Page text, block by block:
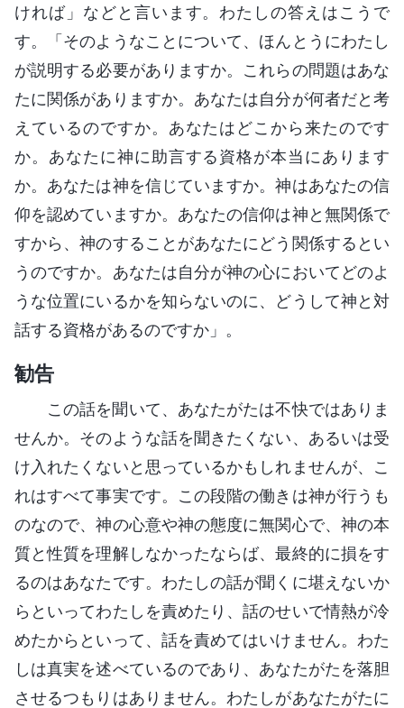
ければ」などと言います。わたしの答えはこうで
す。「そのようなことについて、ほんとうにわたし
が説明する必要がありますか。これらの問題はあな
たに関係がありますか。あなたは自分が何者だと考
えているのですか。あなたはどこから来たのです
か。あなたに神に助言する資格が本当にあります
か。あなたは神を信じていますか。神はあなたの信
仰を認めていますか。あなたの信仰は神と無関係で
すから、神のすることがあなたにどう関係するとい
うのですか。あなたは自分が神の心においてどのよ
うな位置にいるかを知らないのに、どうして神と対
話する資格があるのですか」。
勧告
この話を聞いて、あなたがたは不快ではありま
せんか。そのような話を聞きたくない、あるいは受
け入れたくないと思っているかもしれませんが、こ
れはすべて事実です。この段階の働きは神が行うも
のなので、神の心意や神の態度に無関心で、神の本
質と性質を理解しなかったならば、最終的に損をす
るのはあなたです。わたしの話が聞くに堪えないか
らといってわたしを責めたり、話のせいで情熱が冷
めたからといって、話を責めてはいけません。わた
しは真実を述べているのであり、あなたがたを落胆
させるつもりはありません。わたしがあなたがたに